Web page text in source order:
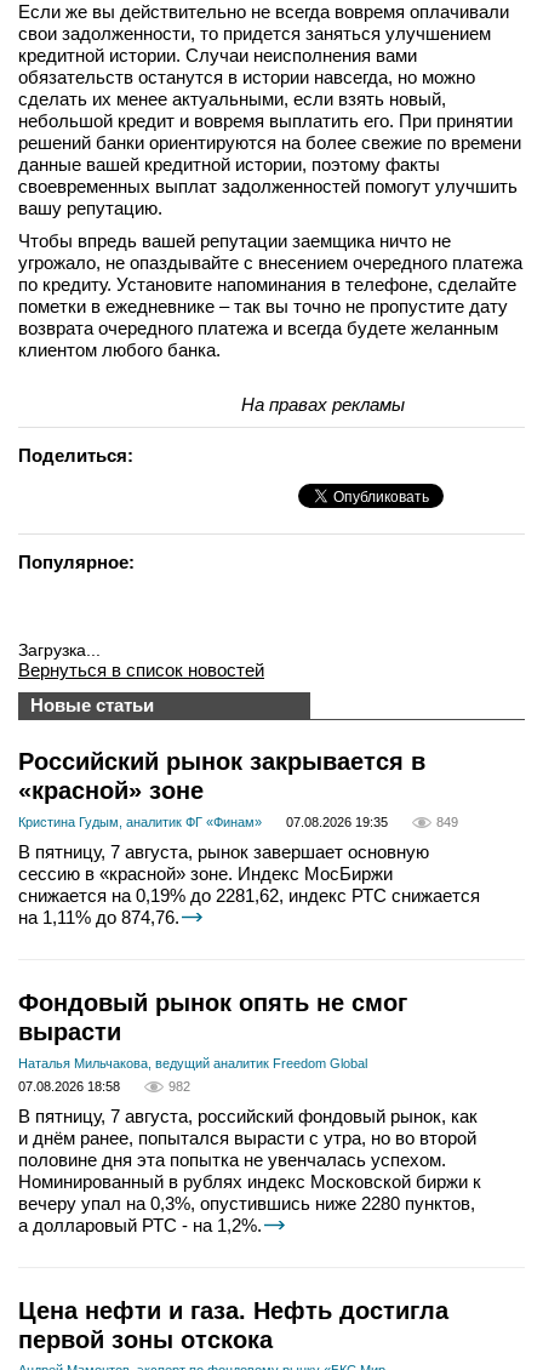
Если же вы действительно не всегда вовремя оплачивали
свои задолженности, то придется заняться улучшением
кредитной истории. Случаи неисполнения вами
обязательств останутся в истории навсегда, но можно
сделать их менее актуальными, если взять новый,
небольшой кредит и вовремя выплатить его. При принятии
решений банки ориентируются на более свежие по времени
данные вашей кредитной истории, поэтому факты
своевременных выплат задолженностей помогут улучшить
вашу репутацию.
Чтобы впредь вашей репутации заемщика ничто не
угрожало, не опаздывайте с внесением очередного платежа
по кредиту. Установите напоминания в телефоне, сделайте
пометки в ежедневнике – так вы точно не пропустите дату
возврата очередного платежа и всегда будете желанным
клиентом любого банка.
На правах рекламы
Поделиться:
Популярное:
Загрузка...
Вернуться в список новостей
Новые статьи
Российский рынок закрывается в
«красной» зоне
Кристина Гудым, аналитик ФГ «Финам» 07.08.2026 19:35 849
В пятницу, 7 августа, рынок завершает основную
сессию в «красной» зоне. Индекс МосБиржи
снижается на 0,19% до 2281,62, индекс РТС снижается
на 1,11% до 874,76.
Фондовый рынок опять не смог
вырасти
Наталья Мильчакова, ведущий аналитик Freedom Global
07.08.2026 18:58
982
В пятницу, 7 августа, российский фондовый рынок, как
и днём ранее, попытался вырасти с утра, но во второй
половине дня эта попытка не увенчалась успехом.
Номинированный в рублях индекс Московской биржи к
вечеру упал на 0,3%, опустившись ниже 2280 пунктов,
а долларовый РТС - на 1,2%.
Цена нефти и газа. Нефть достигла
первой зоны отскока